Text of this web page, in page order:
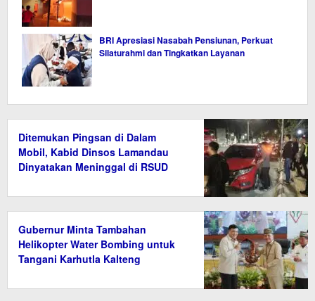
BRI Apresiasi Nasabah Pensiunan, Perkuat
Silaturahmi dan Tingkatkan Layanan
Ditemukan Pingsan di Dalam
Mobil, Kabid Dinsos Lamandau
Dinyatakan Meninggal di RSUD
Gubernur Minta Tambahan
Helikopter Water Bombing untuk
Tangani Karhutla Kalteng